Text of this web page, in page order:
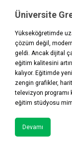
Yükseköğretimde
çözüm değil,
geldi. Ancak dijital
eğitim kalitesini
kalıyor. Eğitimde
zengin grafikler,
televizyon
eğitim stüdyosu
Devamı